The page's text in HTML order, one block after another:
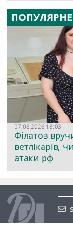
07.08.2026 18:03
Філатов
ветлікарів,
атаки рф